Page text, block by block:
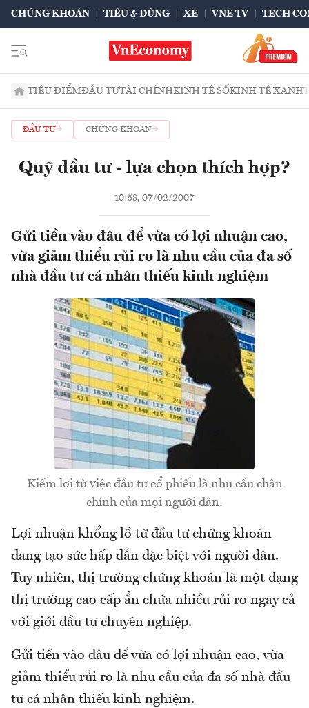
CHỨNG KHOÁN TIÊU & DÙNG XE VNE TV TECH
TIÊU ĐIỂMĐẦU TƯTÀI CHÍNHKINH TẾ SỐKINH TẾ XANH
ĐẦU TƯ CHỨNG KHOÁN
Quỹ đầu tư - lựa chọn thích hợp?
10:58, 07/02/2007
Gửi tiền vào đâu để vừa có lợi nhuận cao,
vừa giảm thiểu rủi ro là nhu cầu của đa số
nhà đầu tư cá nhân thiếu kinh nghiệm
Kiếm lợi từ việc đầu tư cổ phiếu là nhu cầu chân
chính của mọi người dân.
Lợi nhuận khổng lồ từ đầu tư chứng khoán
đang tạo sức hấp dẫn đặc biệt với người dân.
Tuy nhiên, thị trường chứng khoán là một dạng
thị trường cao cấp ẩn chứa nhiều rủi ro ngay cả
với giới đầu tư chuyên nghiệp.
Gửi tiền vào đâu để vừa có lợi nhuận cao, vừa
giảm thiểu rủi ro là nhu cầu của đa số nhà đầu
tư cá nhân thiếu kinh nghiệm.